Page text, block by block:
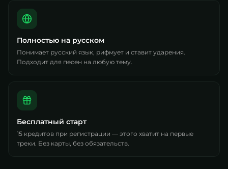
Полностью на русском
Понимает русский язык, рифмует и ставит ударения.
Подходит для песен на любую тему.
Бесплатный старт
15 кредитов при регистрации — этого хватит на первые
треки. Без карты, без обязательств.